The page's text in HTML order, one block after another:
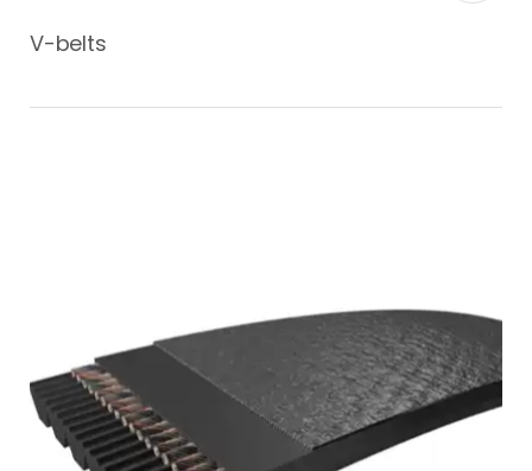
V-belts